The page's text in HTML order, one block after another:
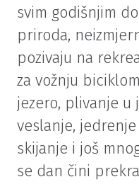
svim godišnjim
priroda,
pozivaju na
za vožnju
jezero, plivanje u
veslanje,
skijanje i još
se dan čini